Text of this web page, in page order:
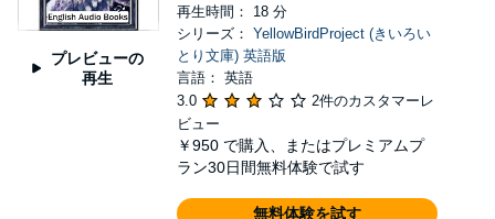
プレビューの
再生
再生時間： 18 分
シリーズ： YellowBirdProject (きいろい
とり文庫) 英語版
言語： 英語
3.0
2件のカスタマーレ
ビュー
￥950 で購入、またはプレミアムプ
ラン30日間無料体験で試す
無料体験を試す